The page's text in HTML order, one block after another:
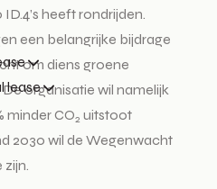
lease
heeft rondrijden.
een belangrijke bijdrage
om diens groene
organisatie wil namelijk
minder CO2 uitstoot
2030 wil de Wegenwacht
zijn.